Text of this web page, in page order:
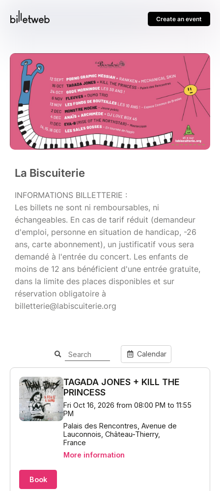
Create an event
La Biscuiterie
INFORMATIONS BILLETTERIE :
Les billets ne sont ni remboursables, ni
échangeables. En cas de tarif réduit (demandeur
d'emploi, personne en situation de handicap, -26
ans, carte abonnement), un justificatif vous sera
demandé à l'entrée du concert. Les enfants de
moins de 12 ans bénéficient d'une entrée gratuite,
dans la limite des places disponibles et sur
réservation obligatoire à
billetterie@labiscuiterie.org